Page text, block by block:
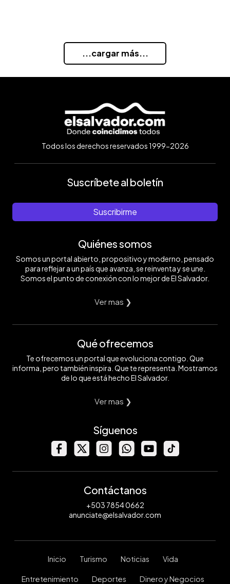
...cargar más...
Todos los derechos reservados 1999-2026
Suscríbete al boletín
Suscribirme
Quiénes somos
Somos un portal abierto, propositivo y moderno, pensado
para reflejar a un país que avanza, se reinventa y se une.
Somos el punto de conexión con lo mejor de El Salvador.
Ver mas ❯
Qué ofrecemos
Te ofrecemos un portal que evoluciona contigo. Que
informa, pero también inspira. Que te representa. Mostramos
de lo que está hecho El Salvador.
Ver mas ❯
Síguenos
Contáctanos
+503 7854 0662
anunciate@elsalvador.com
Inicio Turismo Noticias Vida
Entretenimiento Deportes Dinero y Negocios